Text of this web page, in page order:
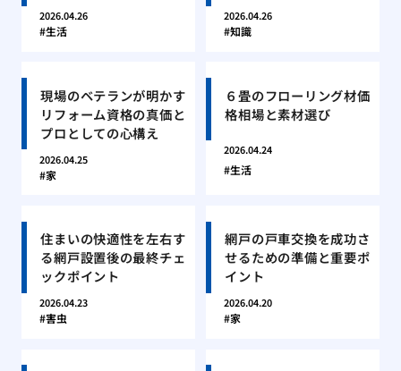
2026.04.26
生活
2026.04.26
知識
現場のベテランが明かす
リフォーム資格の真価と
プロとしての心構え
2026.04.25
家
６畳のフローリング材価
格相場と素材選び
2026.04.24
生活
住まいの快適性を左右す
る網戸設置後の最終チェ
ックポイント
2026.04.23
害虫
網戸の戸車交換を成功さ
せるための準備と重要ポ
イント
2026.04.20
家